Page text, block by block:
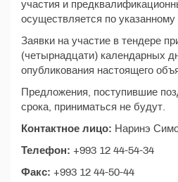
участия и
осуществляется по указанному
Заявки на участие в тендере
(четырнадцати) календарных
опубликования настоящего
Предложения, поступившие
срока, приниматься не будут.
Контактное лицо: Наринэ
Телефон: +993 12 44-54-34
Факс: +993 12 44-50-44